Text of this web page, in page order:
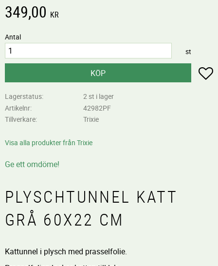
349,00 KR
Antal
st
KÖP
Lagerstatus
2 st i lager
Artikelnr
42982PF
Tillverkare
Trixie
Visa alla produkter från Trixie
Ge ett omdöme!
PLYSCHTUNNEL KATT
GRÅ 60X22 CM
Kattunnel i plysch med prasselfolie.